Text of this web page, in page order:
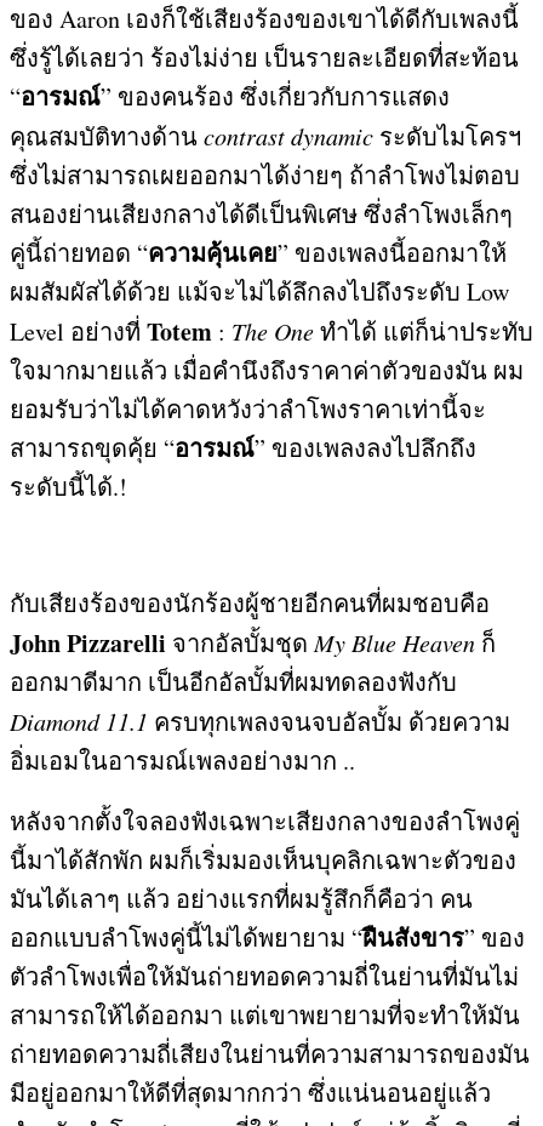
ของ Aaron เองก็ใช้เสียงร้องของเขาได้ดีกับเพลงนี้
ซึ่งรู้ได้เลยว่า ร้องไม่ง่าย เป็นรายละเอียดที่สะท้อน
“อารมณ์” ของคนร้อง ซึ่งเกี่ยวกับการแสดง
คุณสมบัติทางด้านcontrast dynamic ระดับไมโครฯ
ซึ่งไม่สามารถเผยออกมาได้ง่ายๆ ถ้าลำโพงไม่ตอบ
สนองย่านเสียงกลางได้ดีเป็นพิเศษ ซึ่งลำโพงเล็กๆ
คู่นี้ถ่ายทอด “ความคุ้นเคย” ของเพลงนี้ออกมาให้
ผมสัมผัสได้ด้วย แม้จะไม่ได้ลึกลงไปถึงระดับ Low
Level อย่างที่ Totem : The Oneทำได้ แต่ก็น่าประทับ
ใจมากมายแล้ว เมื่อคำนึงถึงราคาค่าตัวของมัน ผม
ยอมรับว่าไม่ได้คาดหวังว่าลำโพงราคาเท่านี้จะ
สามารถขุดคุ้ย “อารมณ์” ของเพลงลงไปลึกถึง
ระดับนี้ได้.!
กับเสียงร้องของนักร้องผู้ชายอีกคนที่ผมชอบคือ
John Pizzarelli จากอัลบั้มชุดMy Blue Heaven ก็
ออกมาดีมาก เป็นอีกอัลบั้มที่ผมทดลองฟังกับ
Diamond 11.1 ครบทุกเพลงจนจบอัลบั้ม ด้วยความ
อิ่มเอมในอารมณ์เพลงอย่างมาก ..
หลังจากตั้งใจลองฟังเฉพาะเสียงกลางของลำโพงคู่
นี้มาได้สักพัก ผมก็เริ่มมองเห็นบุคลิกเฉพาะตัวของ
มันได้เลาๆ แล้ว อย่างแรกที่ผมรู้สึกก็คือว่า คน
ออกแบบลำโพงคู่นี้ไม่ได้พยายาม “ฝืนสังขาร” ของ
ตัวลำโพงเพื่อให้มันถ่ายทอดความถี่ในย่านที่มันไม่
สามารถให้ได้ออกมา แต่เขาพยายามที่จะทำให้มัน
ถ่ายทอดความถี่เสียงในย่านที่ความสามารถของมัน
มีอยู่ออกมาให้ดีที่สุดมากกว่า ซึ่งแน่นอนอยู่แล้ว